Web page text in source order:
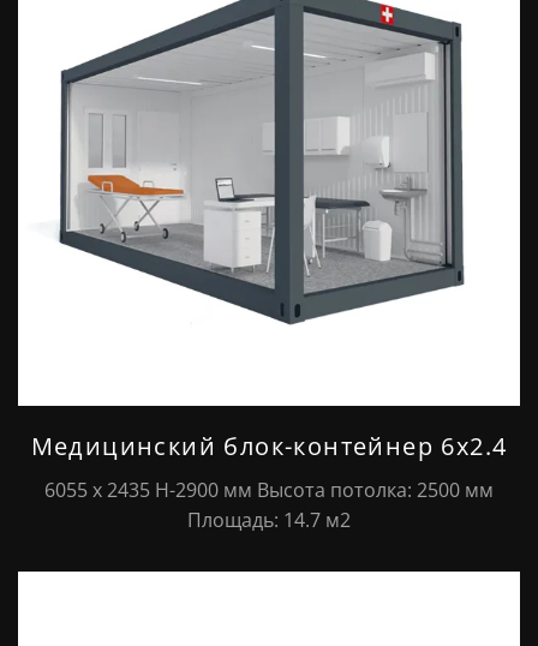
Медицинский блок-контейнер 6х2.4
6055 х 2435 Н-2900 мм Высота потолка: 2500 мм
Площадь: 14.7 м2